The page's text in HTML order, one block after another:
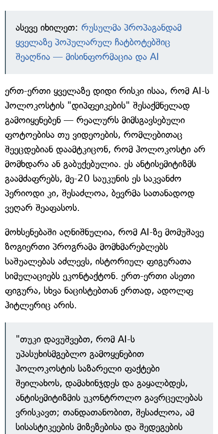
ასევე იხილეთ: რუსულმა პროპაგანდამ
ყველაზე პოპულარულ ჩატბოტებშიც
შეაღწია — მისინფორმაცია და AI
ერთ-ერთი ყველაზე დიდი რისკი ისაა, რომ AI-ს
ჰოლოკოსტის "დიპფეიკების" შესაქმნელად
გამოიყენებენ — რეალურს მიმსგავსებული
ფოტოებისა თუ ვიდეოების, რომლებითაც
შეეცდებიან დაამტკიცონ, რომ ჰოლოკოსტი არ
მომხდარა ან გაბუქებულია. ეს ანტისემიტიზმს
გაამძაფრებს, მე-20 საუკუნის ეს საკვანძო
პერიოდი კი, შესაძლოა, ბევრმა სათანადოდ
ვეღარ შეაფასოს.
მოხსენებაში აღნიშნულია, რომ AI-ზე მომუშავე
ზოგიერთი პროგრამა მომხმარებლებს
საშუალებას აძლევს, ისტორიულ ფიგურათა
სიმულაციებს ეკონტაქტონ. ერთ-ერთი ასეთი
ფიგურა, სხვა ნაცისტებთან ერთად, ადოლფ
ჰიტლერიც არის.
"თუკი დავუშვებთ, რომ AI-ს
უპასუხისმგებლო გამოყენებით
ჰოლოკოსტის საზარელი ფაქტები
შეილახოს, დამახინჯდეს და გაყალბდეს,
ანტისემიტიზმის უკონტროლო გავრცელებას
ვრისკავთ; თანდათანობით, შესაძლოა, ამ
სისასტიკეების მიზეზებისა და შედეგების